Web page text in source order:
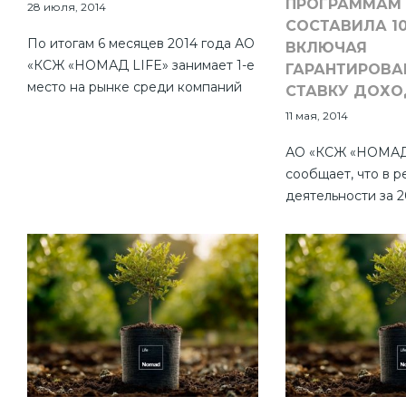
28 июля, 2014
По итогам 6 месяцев 2014 года АО
«КСЖ «НОМАД LIFE» занимает 1-е
место на рынке среди компаний
по сравнению с аналогичной
датой 2013 года составил 23,1%).
СОСТАВИЛА
ВКЛЮЧАЯ
СТАВКУ
11 мая, 2014
АО «КСЖ
сообщает, что в
деятельности за
по договорам
накопительного
участием в
добровольного
жизни в пользу
участием в
10,5%, включая